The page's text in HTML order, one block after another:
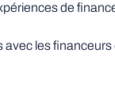
de
les